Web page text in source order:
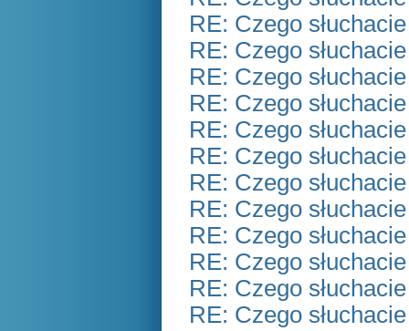
RE: Czego
RE: Czego
RE: Czego
RE: Czego
RE: Czego
RE: Czego
RE: Czego
RE: Czego
RE: Czego
RE: Czego
RE: Czego
RE: Czego